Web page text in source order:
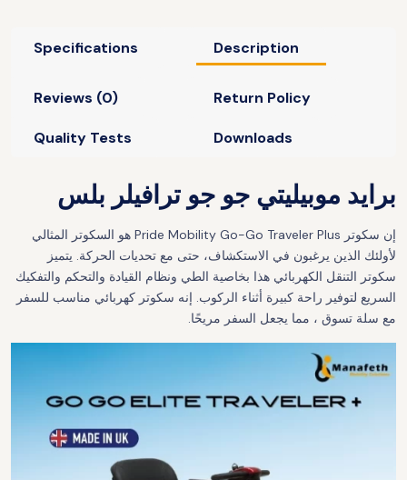
Description
Specifications
Return Policy
Reviews (0)
Downloads
Quality Tests
برايد موبيليتي جو جو ترافيلر بلس
إن سكوتر Pride Mobility Go-Go Traveler Plus هو السكوتر المثالي
لأولئك الذين يرغبون في الاستكشاف، حتى مع تحديات الحركة. يتميز
سكوتر التنقل الكهربائي هذا بخاصية الطي ونظام القيادة والتحكم والتفكيك
السريع لتوفير راحة كبيرة أثناء الركوب. إنه سكوتر كهربائي مناسب للسفر
مع سلة تسوق ، مما يجعل السفر مريحًا.